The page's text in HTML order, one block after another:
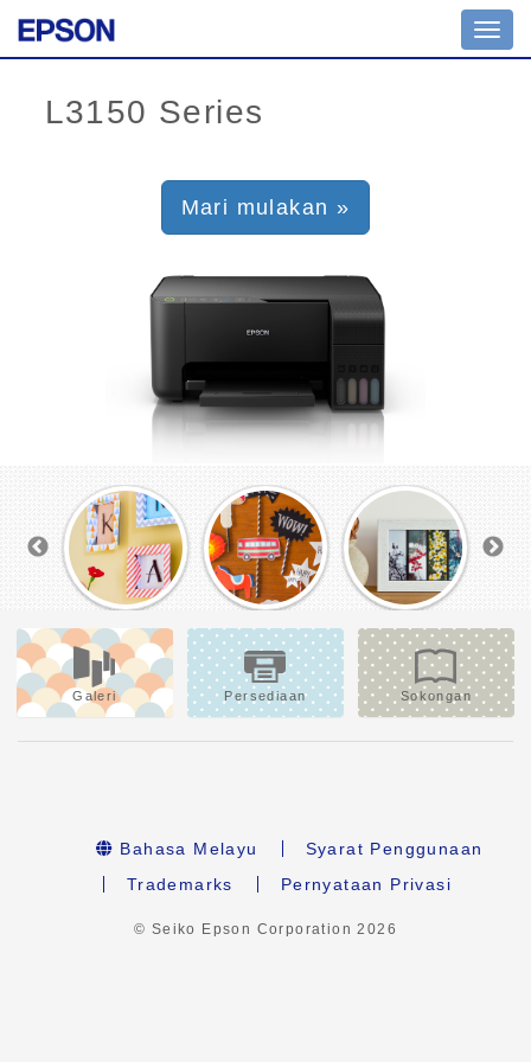
Mari mulakan »
Galeri Persediaan Sokongan
Bahasa Melayu
Syarat Penggunaan
Trademarks
Pernyataan Privasi
© Seiko Epson Corporation2026